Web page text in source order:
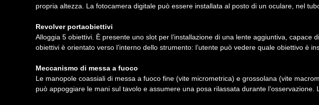
propria altezza. La fotocamera digitale può essere installata al posto di un oculare, nel
Revolver portaobiettivi
Alloggia 5 obiettivi. È presente uno slot per l’installazione di una lente aggiuntiva,
obiettivi è orientato verso l’interno dello strumento: l’utente può vedere quale obiettivo è
Meccanismo di messa a fuoco
Le manopole coassiali di messa a fuoco fine (vite micrometrica) e grossolana (vite
può appoggiare le mani sul tavolo e assumere una posa rilassata durante